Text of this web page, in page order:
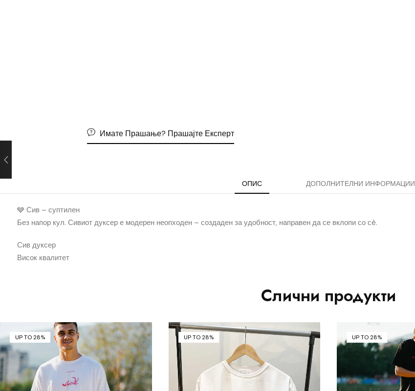
Имате Прашање? Прашајте Експерт
ОПИС ДОПОЛНИТЕЛНИ ИНФОРМАЦИИ
🩶 Сив – суптилен
Без напор кул. Сивиот дуксер е модерен неопходен – создаден за удобност, направен да се вклопи со сè.
Сив дуксер
Висок квалитет
Слични продукти
UP TO 28% UP TO 28% UP TO 28%